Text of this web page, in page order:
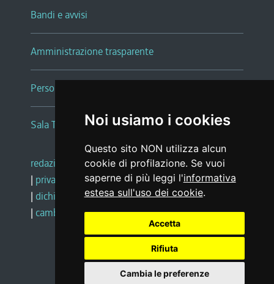
Noi usiamo i cookies
Questo sito NON utilizza alcun
cookie di profilazione. Se vuoi
saperne di più leggi l'informativa
estesa sull'uso dei cookie.
Accetta
Rifiuta
Cambia le preferenze
Bandi e avvisi
Amministrazione trasparente
Persone e Uffici
Sala Tiziano Tessitori
redazione web |note legali |glossario
| privacy
social media policy
| dichiarazione di accessibilità |feedback
| cambio preferenze cookie
Realizzato da